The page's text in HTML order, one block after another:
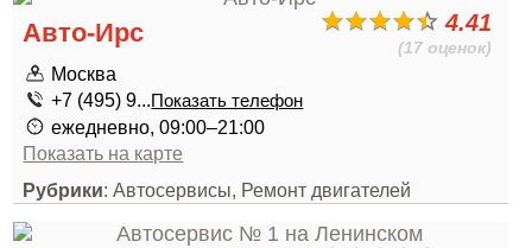
4.41
(17 оценок)
Авто-Ирс
Москва
+7 (495) 9...Показать телефон
ежедневно, 09:00–21:00
Показать на карте
Рубрики: Автосервисы, Ремонт двигателей